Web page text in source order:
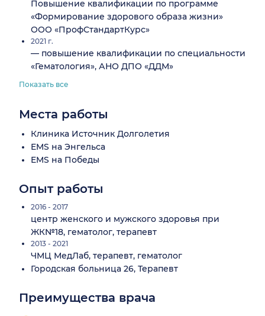
Повышение квалификации по программе
«Формирование здорового образа жизни»
ООО «ПрофСтандартКурс»
2021 г.
— повышение квалификации по специальности
«Гематология», АНО ДПО «ДДМ»
Показать все
Места работы
Клиника Источник Долголетия
EMS на Энгельса
EMS на Победы
Опыт работы
2016 - 2017
центр женского и мужского здоровья при
ЖК№18, гематолог, терапевт
2013 - 2021
ЧМЦ МедЛаб, терапевт, гематолог
Городская больница 26, Терапевт
Преимущества врача